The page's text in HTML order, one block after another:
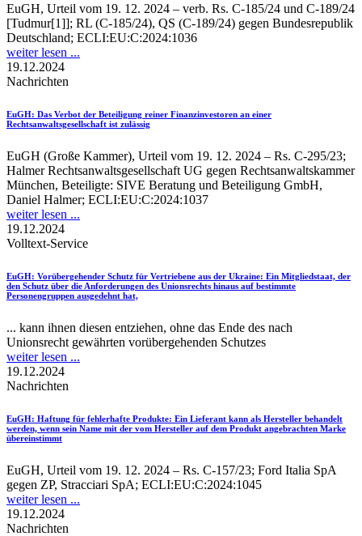
EuGH, Urteil vom 19. 12. 2024 – verb. Rs. C-185/24 und C-189/24
[Tudmur[1]]; RL (C-185/24), QS (C-189/24) gegen Bundesrepublik
Deutschland; ECLI:EU:C:2024:1036
weiter lesen ...
19.12.2024
Nachrichten
EuGH: Das Verbot der Beteiligung reiner Finanzinvestoren an einer
Rechtsanwaltsgesellschaft ist zulässig
EuGH (Große Kammer), Urteil vom 19. 12. 2024 – Rs. C-295/23;
Halmer Rechtsanwaltsgesellschaft UG gegen Rechtsanwaltskammer
München, Beteiligte: SIVE Beratung und Beteiligung GmbH,
Daniel Halmer; ECLI:EU:C:2024:1037
weiter lesen ...
19.12.2024
Volltext-Service
EuGH: Vorübergehender Schutz für Vertriebene aus der Ukraine: Ein Mitgliedstaat, der
den Schutz über die Anforderungen des Unionsrechts hinaus auf bestimmte
Personengruppen ausgedehnt hat,
... kann ihnen diesen entziehen, ohne das Ende des nach
Unionsrecht gewährten vorübergehenden Schutzes
weiter lesen ...
19.12.2024
Nachrichten
EuGH: Haftung für fehlerhafte Produkte: Ein Lieferant kann als Hersteller behandelt
werden, wenn sein Name mit der vom Hersteller auf dem Produkt angebrachten Marke
übereinstimmt
EuGH, Urteil vom 19. 12. 2024 – Rs. C-157/23; Ford Italia SpA
gegen ZP, Stracciari SpA; ECLI:EU:C:2024:1045
weiter lesen ...
19.12.2024
Nachrichten